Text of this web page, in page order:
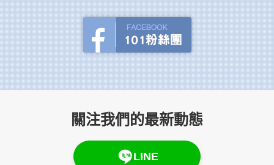
關注我們的最新動態
LINE